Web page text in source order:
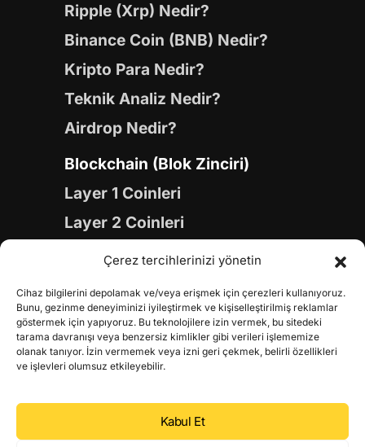
Çerez tercihlerinizi yönetin
Cihaz bilgilerini depolamak ve/veya erişmek için çerezleri kullanıyoruz.
Bunu, gezinme deneyiminizi iyileştirmek ve kişiselleştirilmiş reklamlar
göstermek için yapıyoruz. Bu teknolojilere izin vermek, bu sitedeki
tarama davranışı veya benzersiz kimlikler gibi verileri işlememize
olanak tanıyor. İzin vermemek veya izni geri çekmek, belirli özellikleri
ve işlevleri olumsuz etkileyebilir.
Kabul Et
Ripple (Xrp) Nedir?
Binance Coin (BNB) Nedir?
Kripto Para Nedir?
Teknik Analiz Nedir?
Airdrop Nedir?
Blockchain (Blok Zinciri)
Layer 1 Coinleri
Layer 2 Coinleri
Yapay Zeka (AI) Coinleri
Gaming Coinleri
RWA Coinleri
DeFi Coinleri
DePIN Coinleri
Metaverse Coinleri